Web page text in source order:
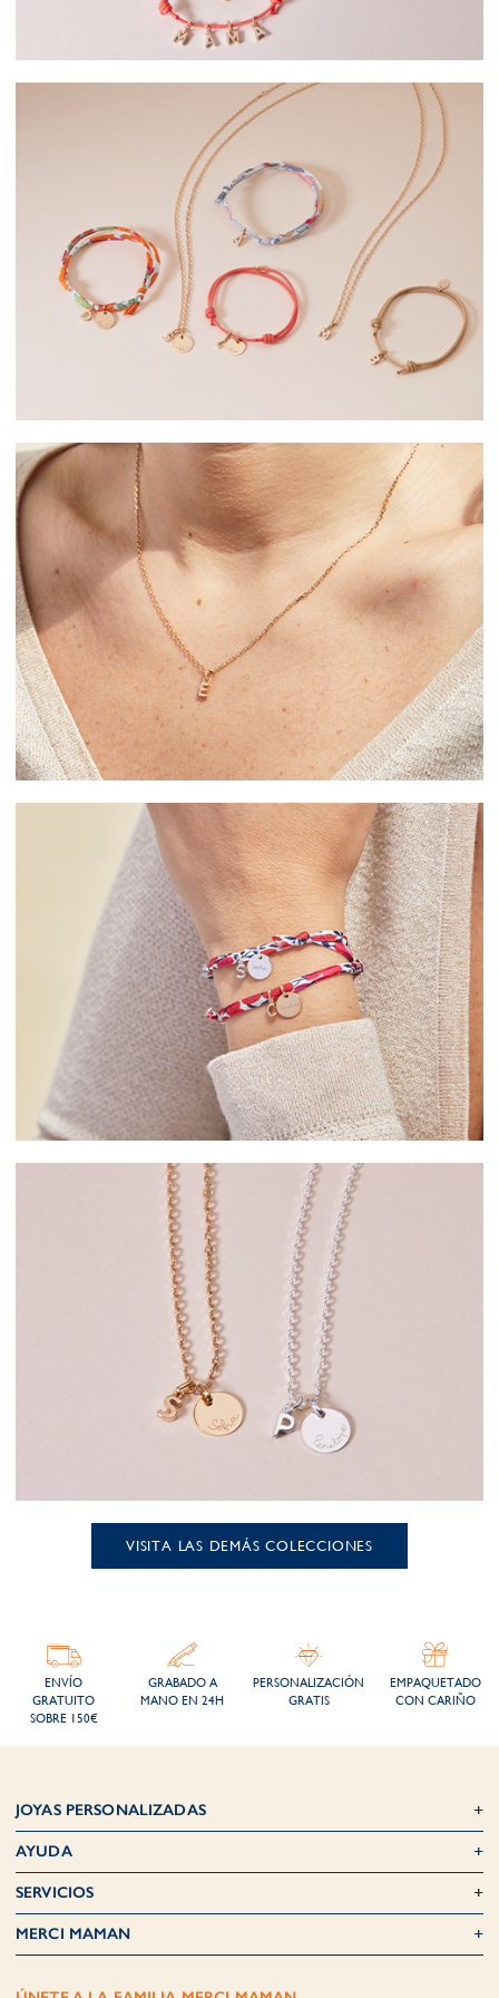
VISITA LAS DEMÁS COLECCIONES
ENVÍO
GRATUITO
SOBRE 150€
GRABADO A
MANO EN 24H
PERSONALIZACIÓN
GRATIS
EMPAQUETADO
CON CARIÑO
JOYAS PERSONALIZADAS
AYUDA
SERVICIOS
MERCI MAMAN